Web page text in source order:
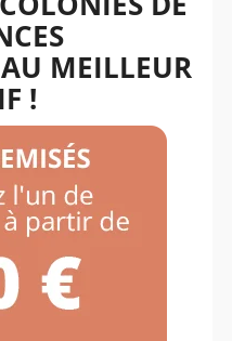
MEILLEUR
!